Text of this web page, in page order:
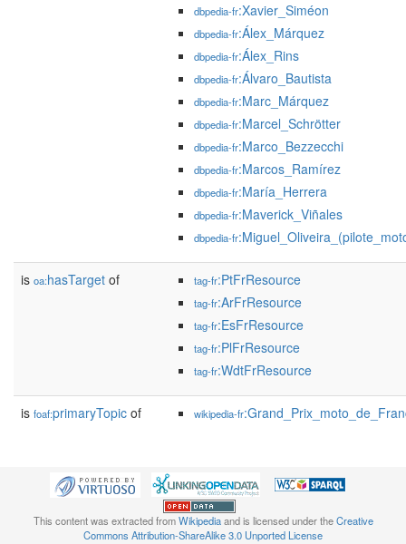
dbpedia-fr:Xavier_Siméon
dbpedia-fr:Álex_Márquez
dbpedia-fr:Álex_Rins
dbpedia-fr:Álvaro_Bautista
dbpedia-fr:Marc_Márquez
dbpedia-fr:Marcel_Schrötter
dbpedia-fr:Marco_Bezzecchi
dbpedia-fr:Marcos_Ramírez
dbpedia-fr:María_Herrera
dbpedia-fr:Maverick_Viñales
dbpedia-fr
is oa:hasTarget of tag-fr:PtFrResource
tag-fr:ArFrResource
tag-fr:EsFrResource
tag-fr:PlFrResource
tag-fr:WdtFrResource
is foaf:primaryTopic of wikipedia-fr
This content was extracted fromWikipediaand is licensed under theCreative
Commons Attribution-ShareAlike 3.0 Unported License